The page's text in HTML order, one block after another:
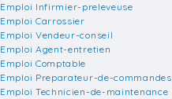
Emploi Infirmier-preleveuse
Emploi Carrossier
Emploi Vendeur-conseil
Emploi Agent-entretien
Emploi Comptable
Emploi Preparateur-de-commandes
Emploi Technicien-de-maintenance